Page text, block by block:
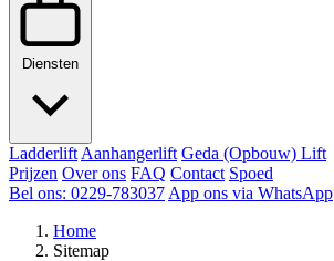
Diensten
Ladderlift Aanhangerlift Geda (Opbouw) Lift
Prijzen Over ons FAQ Contact Spoed
Bel ons: 0229-783037 App ons via WhatsApp
Home
Sitemap